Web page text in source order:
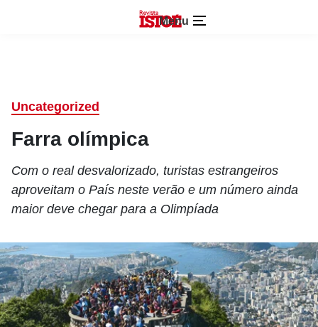
Menu
Uncategorized
Farra olímpica
Com o real desvalorizado, turistas estrangeiros
aproveitam o País neste verão e um número ainda
maior deve chegar para a Olimpíada